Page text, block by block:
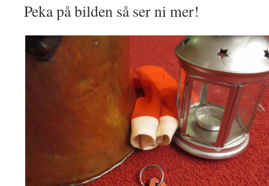
Peka på bilden så ser ni mer!